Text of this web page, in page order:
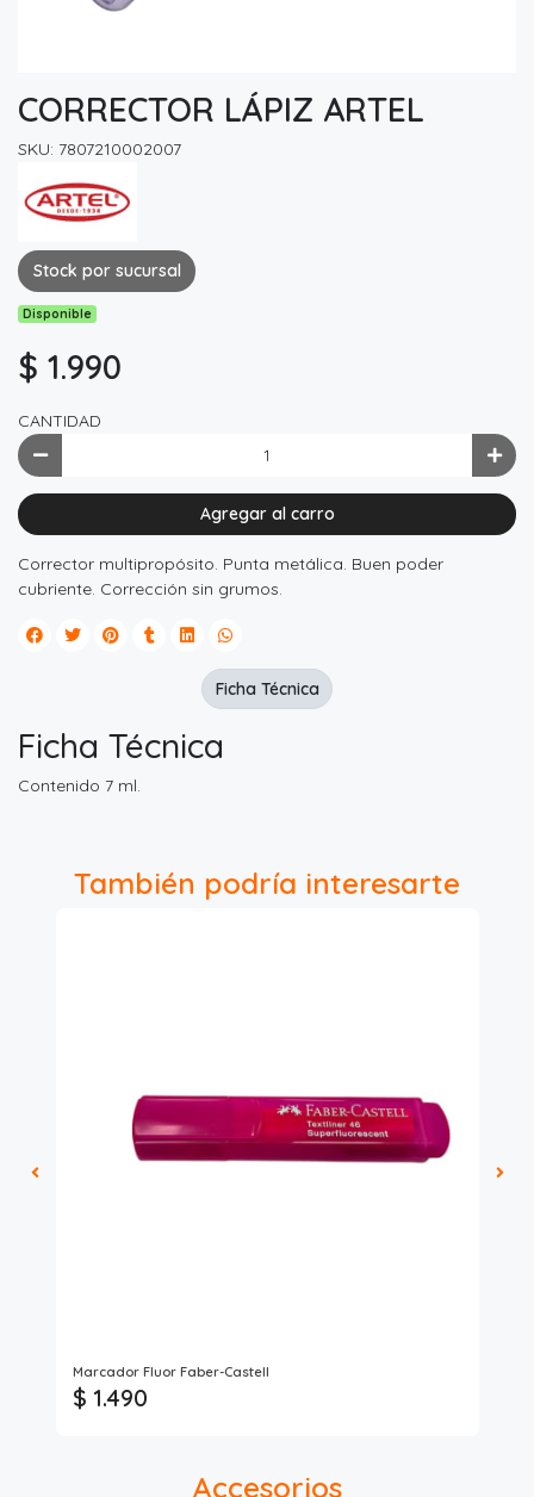
CORRECTOR LÁPIZ ARTEL
SKU: 7807210002007
Stock por sucursal
Disponible
$ 1.990
CANTIDAD
Agregar al carro
Corrector multipropósito. Punta metálica. Buen poder
cubriente. Corrección sin grumos.
Ficha Técnica
Contenido 7 ml.
Ficha Técnica
También podría interesarte
Marcador Fluor Faber-Castell
$ 1.490
Accesorios